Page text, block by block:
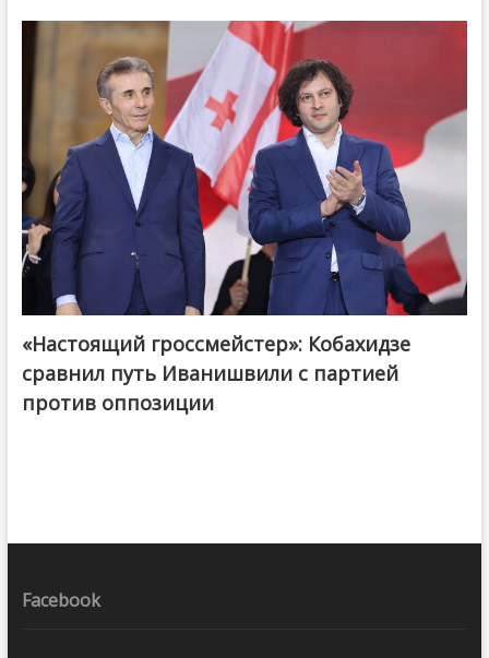
@ქართული ოცნება / Georgian Dream
«Настоящий гроссмейстер»: Кобахидзе
сравнил путь Иванишвили с партией
против оппозиции
Facebook